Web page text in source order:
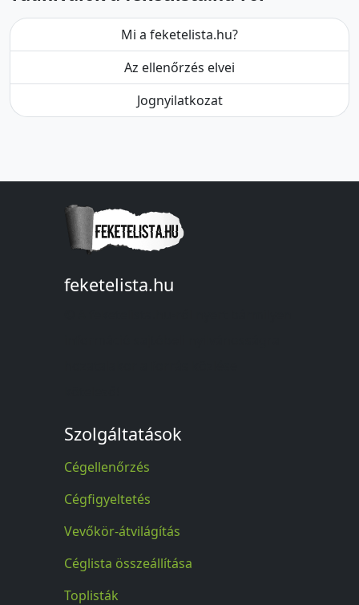
Mi a feketelista.hu?
Az ellenőrzés elvei
Jognyilatkozat
feketelista.hu
Szolgáltatások
Cégellenőrzés
Cégfigyeltetés
Vevőkör-átvilágítás
Céglista összeállítása
Toplisták